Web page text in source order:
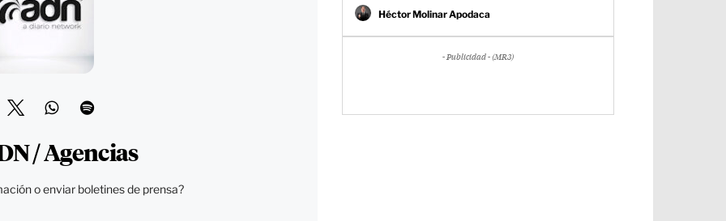
/ Agencias
o enviar boletines de prensa?
Héctor Molinar Apodaca
- Publicidad - (MR3)